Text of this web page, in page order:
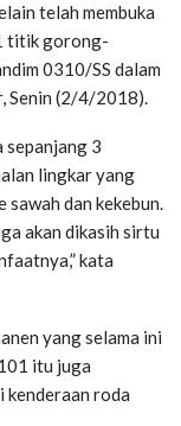
telah membuka
titik gorong-
0310/SS dalam
Senin (2/4/2018).
sepanjang 3
lingkar yang
dan kekebun.
akan dikasih sirtu
kata
yang selama ini
itu juga
kenderaan roda